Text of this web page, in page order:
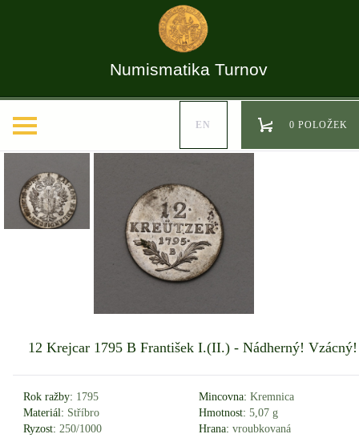
Numismatika Turnov
EN 0 POLOŽEK
12 Krejcar 1795 B František I.(II.) - Nádherný! Vzácný!
Rok ražby: 1795 Mincovna: Kremnica
Materiál: Stříbro Hmotnost: 5,07 g
Ryzost: 250/1000 Hrana: vroubkovaná